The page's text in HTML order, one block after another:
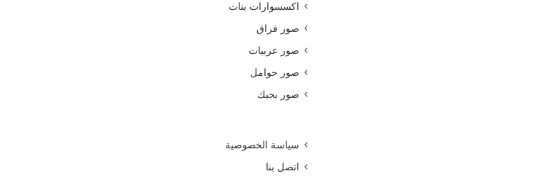
اكسسوارات بنات
صور فراق
صور عربيات
صور حوامل
صور بحبك
سياسة الخصوصية
اتصل بنا